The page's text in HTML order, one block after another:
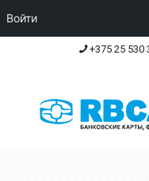
+375 25 530
Войти